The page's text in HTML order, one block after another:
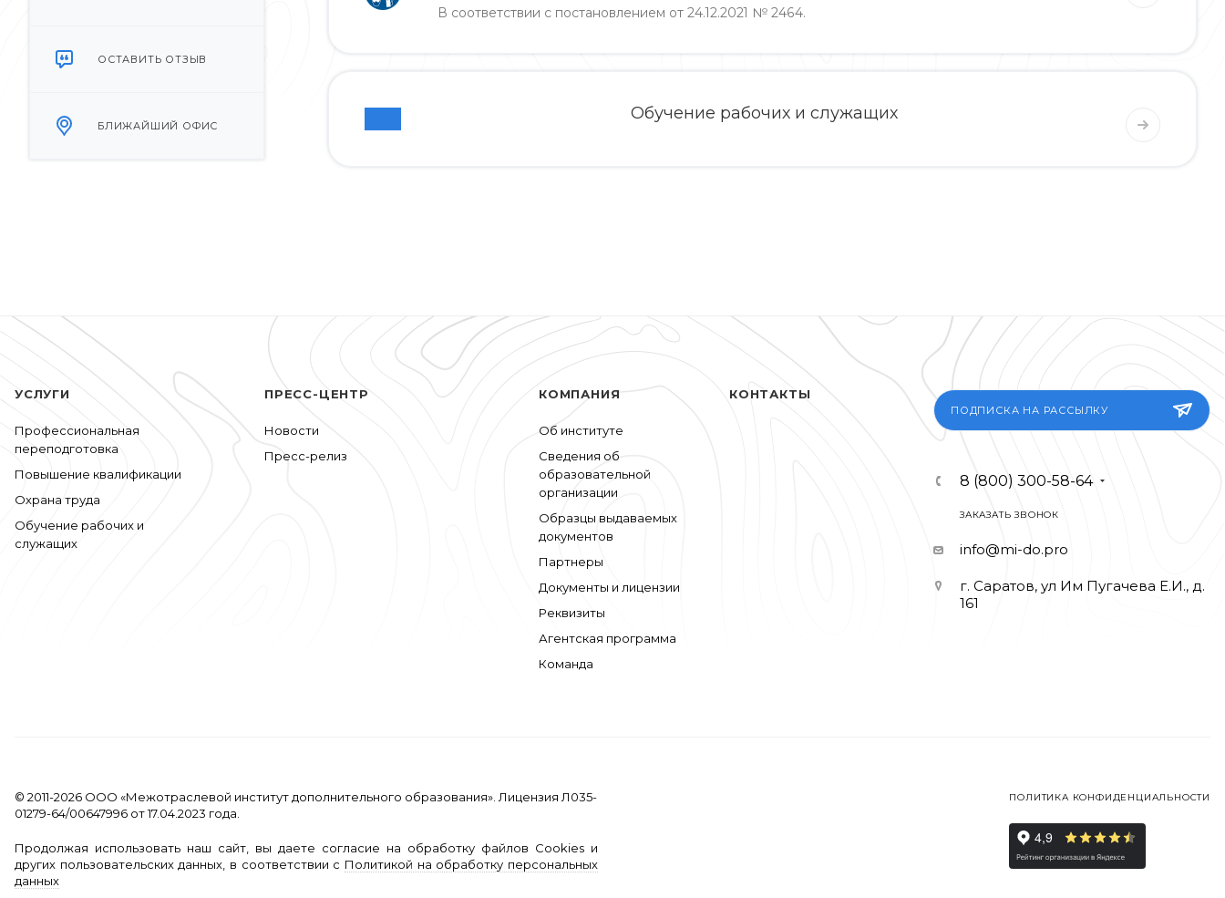
ОСТАВИТЬ ОТЗЫВ
БЛИЖАЙШИЙ ОФИС
В соответствии с постановлением от 24.12.2021 № 2464.
Обучение рабочих и служащих
УСЛУГИ
Профессиональная
переподготовка
Повышение квалификации
Охрана труда
Обучение рабочих и
служащих
ПРЕСС-ЦЕНТР
Новости
Пресс-релиз
КОМПАНИЯ
Об институте
Сведения об
образовательной
организации
Образцы выдаваемых
документов
Партнеры
Документы и лицензии
Реквизиты
Агентская программа
Команда
КОНТАКТЫ
ПОДПИСКА НА РАССЫЛКУ
8 (800) 300-58-64
ЗАКАЗАТЬ ЗВОНОК
info@mi-do.pro
г. Саратов, ул Им Пугачева Е.И., д.
161
ПОЛИТИКА КОНФИДЕНЦИАЛЬНОСТИ
© 2011-2026 ООО «Межотраслевой институт дополнительного образования». Лицензия Л035-
01279-64/00647996 от 17.04.2023 года.
Продолжая использовать наш сайт, вы даете согласие на обработку файлов Cookies и
других пользовательских данных, в соответствии с Политикой на обработку персональных
данных